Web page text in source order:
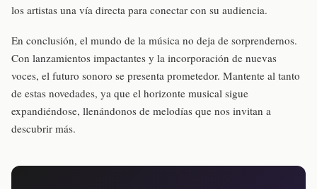
los artistas una vía directa para conectar con su audiencia.
En conclusión, el mundo de la música no deja de sorprendernos.
Con lanzamientos impactantes y la incorporación de nuevas
voces, el futuro sonoro se presenta prometedor. Mantente al tanto
de estas novedades, ya que el horizonte musical sigue
expandiéndose, llenándonos de melodías que nos invitan a
descubrir más.